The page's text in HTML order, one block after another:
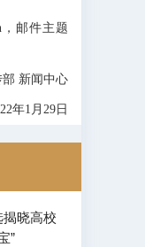
，邮件主题
部 新闻中心
年1月29日
揭晓高校
”